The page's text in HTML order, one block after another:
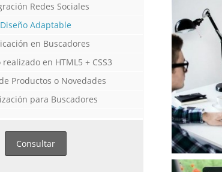
Redes Sociales
Diseño Adaptable
en Buscadores
en HTML5 + CSS3
Productos o Novedades
para Buscadores
Consultar